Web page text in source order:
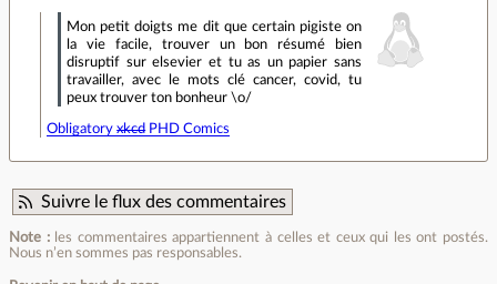
Mon petit doigts me dit que certain pigiste on
la vie facile, trouver un bon résumé bien
disruptif sur elsevier et tu as un papier sans
travailler, avec le mots clé cancer, covid, tu
peux trouver ton bonheur \o/
ObligatoryxkcdPHD Comics
Suivre le flux des commentaires
Note :les commentaires appartiennent à celles et ceux qui les ont postés.
Nous n’en sommes pas responsables.